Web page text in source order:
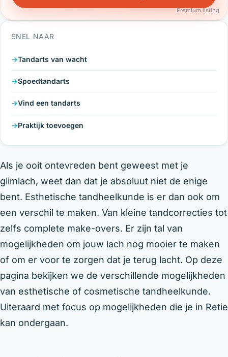
Premium listing
SNEL NAAR
Tandarts van wacht
Spoedtandarts
Vind een tandarts
Praktijk toevoegen
Als je ooit ontevreden bent geweest met je
glimlach, weet dan dat je absoluut niet de enige
bent. Esthetische tandheelkunde is er dan ook om
een verschil te maken. Van kleine tandcorrecties tot
zelfs complete make-overs. Er zijn tal van
mogelijkheden om jouw lach nog mooier te maken
of om er voor te zorgen dat je terug lacht. Op deze
pagina bekijken we de verschillende mogelijkheden
van esthetische of cosmetische tandheelkunde.
Uiteraard met focus op mogelijkheden die je in Retie
kan ondergaan.